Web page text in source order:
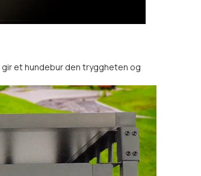
et hundebur den tryggheten og